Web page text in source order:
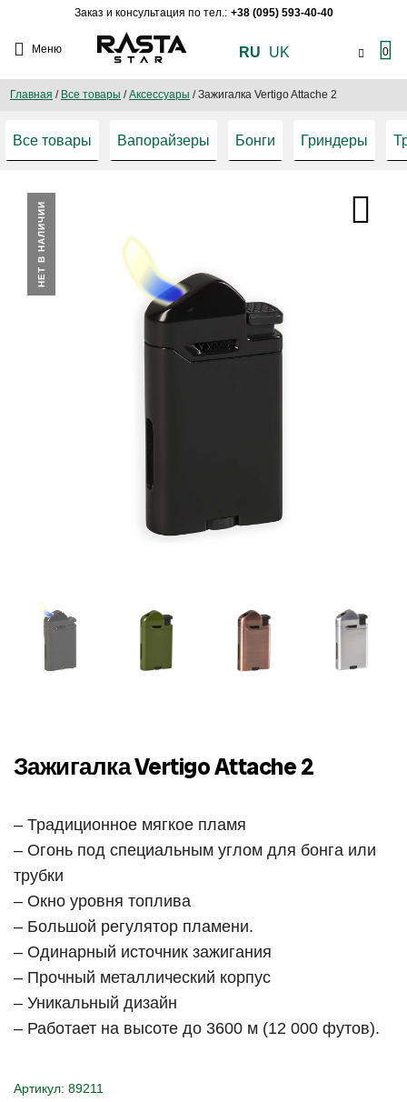
Заказ и консультация по тел.: +38 (095) 593-40-40
Меню RU UK 0
Главная / Все товары /Аксессуары /Зажигалка Vertigo Attache 2
Все товары Вапорайзеры Бонги Гриндеры
НЕТ В НАЛИЧИИ
Зажигалка Vertigo Attache 2
– Традиционное мягкое пламя
– Огонь под специальным углом для бонга или
трубки
– Окно уровня топлива
– Большой регулятор пламени.
– Одинарный источник зажигания
– Прочный металлический корпус
– Уникальный дизайн
– Работает на высоте до 3600 м (12 000 футов).
Артикул: 89211